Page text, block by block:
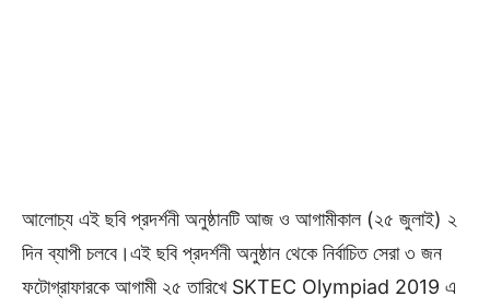
আলোচ্য এই ছবি প্রদর্শনী অনুষ্ঠানটি আজ ও আগামীকাল (২৫ জুলাই) ২
দিন ব্যাপী চলবে।এই ছবি প্রদর্শনী অনুষ্ঠান থেকে নির্বাচিত সেরা ৩ জন
ফটোগ্রাফারকে আগামী ২৫ তারিখে SKTEC Olympiad 2019 এ